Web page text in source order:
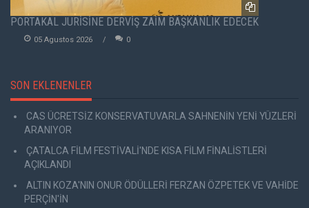
PORTAKAL JÜRİSİNE DERVİŞ ZAİM BAŞKANLIK EDECEK
05 Agustos 2026 0
SON EKLENENLER
CAS ÜCRETSİZ KONSERVATUVARLA SAHNENİN YENİ YÜZLERİ
ARANIYOR
ÇATALCA FİLM FESTİVALİ'NDE KISA FİLM FİNALİSTLERİ
AÇIKLANDI
ALTIN KOZA'NIN ONUR ÖDÜLLERİ FERZAN ÖZPETEK VE VAHİDE
PERÇİN'İN